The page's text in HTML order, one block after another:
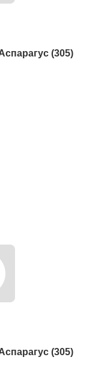
(305)
(305)